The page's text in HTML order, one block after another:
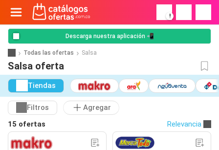
!
Descarga nuestra aplicación 📲
Todas las ofertas Salsa
Salsa oferta
Tiendas
Filtros
Agregar
15 ofertas
Relevancia